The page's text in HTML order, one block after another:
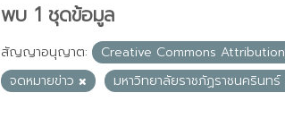
พบ 1 ชุดข้อมูล
สัญญาอนุญาต: Creative Commons Attribution
จดหมายข่าว
มหาวิทยาลัยราชภัฏราชนครินทร์